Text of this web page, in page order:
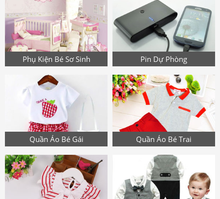
Phụ Kiện Bé Sơ Sinh Pin Dự Phòng
Quần Áo Bé Gái Quần Áo Bé Trai